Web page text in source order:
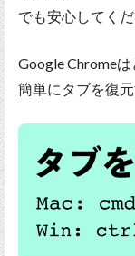
でも安心してくだ
Google Chrome
簡単にタブを復